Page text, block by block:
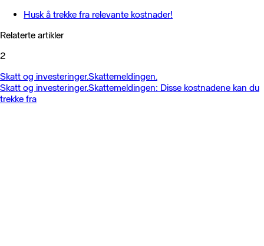
Husk å trekke fra relevante kostnader!
Relaterte artikler
2
Skatt og investeringer.Skattemeldingen.
Skatt og investeringer.Skattemeldingen: Disse kostnadene kan du
trekke fra